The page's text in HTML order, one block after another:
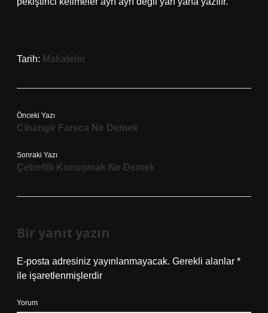
Tarih: Makaleler
Önceki Yazı
Cihangir Farsca Ne Demek
Sonraki Yazı
Çetrefilli Konuşmak Ne Demek
Bir yanıt yazın
E-posta adresiniz yayınlanmayacak. Gerekli alanlar *
ile işaretlenmişlerdir
Yorum